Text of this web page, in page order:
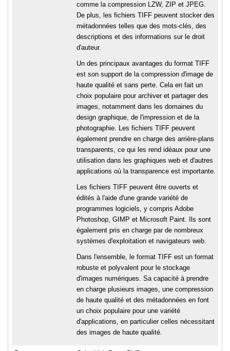
comme la compression LZW, ZIP et JPEG.
De plus, les fichiers TIFF peuvent stocker des
métadonnées telles que des mots-clés, des
descriptions et des informations sur le droit
d'auteur.
Un des principaux avantages du format TIFF
est son support de la compression d'image de
haute qualité et sans perte. Cela en fait un
choix populaire pour archiver et partager des
images, notamment dans les domaines du
design graphique, de l'impression et de la
photographie. Les fichiers TIFF peuvent
également prendre en charge des arrière-plans
transparents, ce qui les rend idéaux pour une
utilisation dans les graphiques web et d'autres
applications où la transparence est importante.
Les fichiers TIFF peuvent être ouverts et
édités à l'aide d'une grande variété de
programmes logiciels, y compris Adobe
Photoshop, GIMP et Microsoft Paint. Ils sont
également pris en charge par de nombreux
systèmes d'exploitation et navigateurs web.
Dans l'ensemble, le format TIFF est un format
robuste et polyvalent pour le stockage
d'images numériques. Sa capacité à prendre
en charge plusieurs images, une compression
de haute qualité et des métadonnées en font
un choix populaire pour une variété
d'applications, en particulier celles nécessitant
des images de haute qualité.